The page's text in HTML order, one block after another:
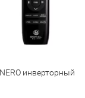
инверторный